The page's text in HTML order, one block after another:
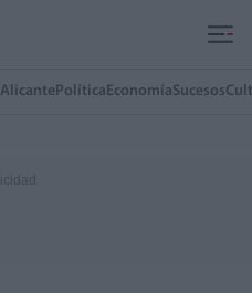
Alicante Política EconomíaSucesos